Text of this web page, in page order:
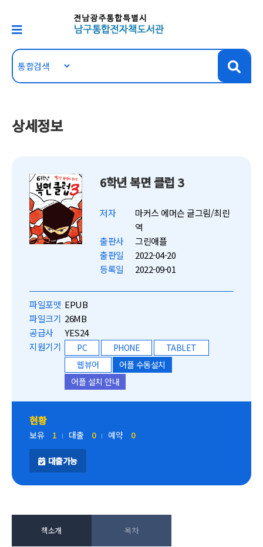
상세정보
6학년 복면 클럽 3
저자
마커스 에머슨 글그림/최린
역
출판사
그린애플
출판일
2022-04-20
등록일
2022-09-01
파일포맷 EPUB
파일크기 26MB
공급사
YES24
지원기기
PC PHONE
TABLET
웹뷰어
어플 수동설치
어플 설치 안내
현황
보유 1 대출 0 예약 0
대출가능
책소개 목차